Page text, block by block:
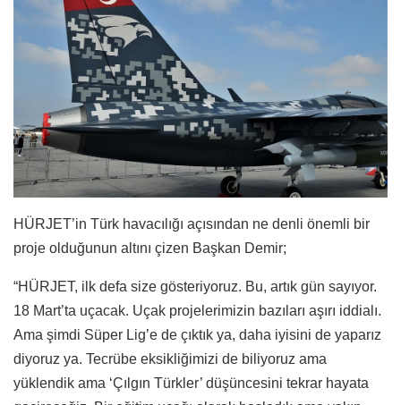
HÜRJET’in Türk havacılığı açısından ne denli önemli bir
proje olduğunun altını çizen Başkan Demir;
“HÜRJET, ilk defa size gösteriyoruz. Bu, artık gün sayıyor.
18 Mart’ta uçacak. Uçak projelerimizin bazıları aşırı iddialı.
Ama şimdi Süper Lig’e de çıktık ya, daha iyisini de yaparız
diyoruz ya. Tecrübe eksikliğimizi de biliyoruz ama
yüklendik ama ‘Çılgın Türkler’ düşüncesini tekrar hayata